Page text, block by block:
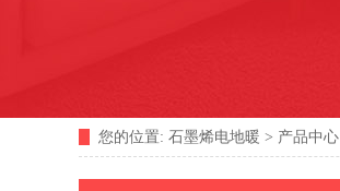
您的位置: 石墨烯电地暖 > 产品中心